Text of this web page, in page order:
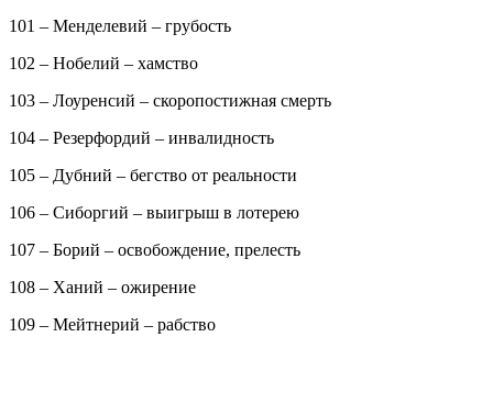
101 – Менделевий – грубость
102 – Нобелий – хамство
103 – Лоуренсий – скоропостижная смерть
104 – Резерфордий – инвалидность
105 – Дубний – бегство от реальности
106 – Сиборгий – выигрыш в лотерею
107 – Борий – освобождение, прелесть
108 – Ханий – ожирение
109 – Мейтнерий – рабство